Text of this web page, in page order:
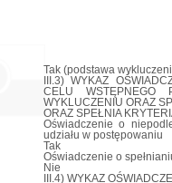
Tak (podstawa
III.3) WYKAZ
CELU WSTĘPNEGO
WYKLUCZENIU ORAZ
ORAZ SPEŁNIA
Oświadczenie o
udziału w postępowaniu
Tak
Oświadczenie o
Nie
III.4) WYKAZ